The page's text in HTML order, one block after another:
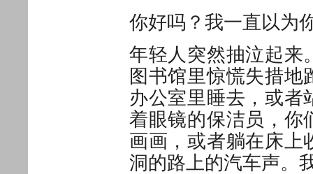
你好吗？我一直以为
年轻人突然抽泣起来
图书馆里惊慌失措
办公室里睡去，或者
着眼镜的保洁员，你
画画，或者躺在床上
洞的路上的汽车声。